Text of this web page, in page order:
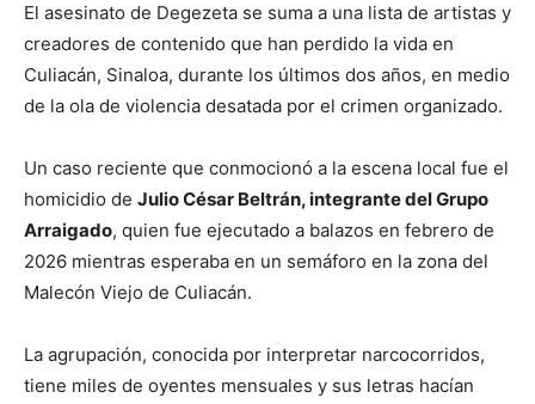
El asesinato de Degezeta se suma a una lista de artistas y
creadores de contenido que han perdido la vida en
Culiacán, Sinaloa, durante los últimos dos años, en medio
de la ola de violencia desatada por el crimen organizado.
Un caso reciente que conmocionó a la escena local fue el
homicidio de Julio César Beltrán, integrante del Grupo
Arraigado, quien fue ejecutado a balazos en febrero de
2026 mientras esperaba en un semáforo en la zona del
Malecón Viejo de Culiacán.
La agrupación, conocida por interpretar narcocorridos,
tiene miles de oyentes mensuales y sus letras hacían